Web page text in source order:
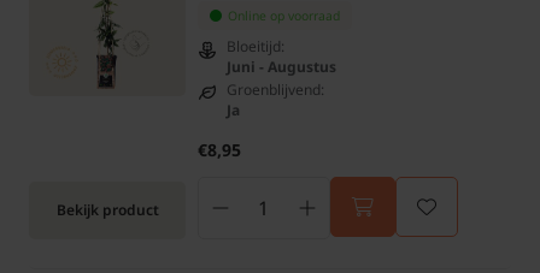
Bekijk product
Online op voorraad
Bloeitijd:
Juni - Augustus
Groenblijvend:
Ja
€8,95